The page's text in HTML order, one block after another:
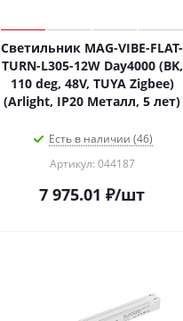
Светильник MAG-VIBE-FLAT-
TURN-L305-12W Day4000 (BK,
110 deg, 48V, TUYA Zigbee)
(Arlight, IP20 Металл, 5 лет)
Есть в наличии (46)
Артикул: 044187
7 975.01 ₽/шт